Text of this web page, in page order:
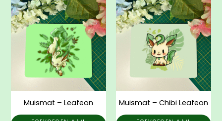
Muismat – Leafeon Muismat – Chibi Leafeon